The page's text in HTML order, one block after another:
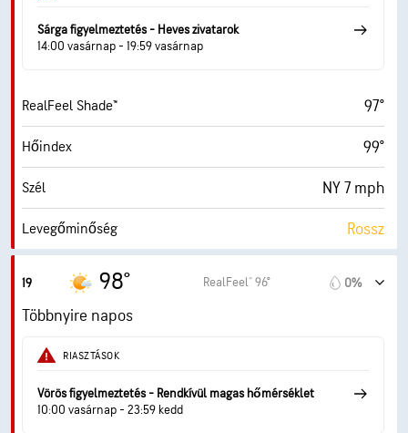
Látási visz.
Sárga figyelmeztetés - Heves zivatarok
14:00 vasárnap - 19:59 vasárnap
RealFeel Shade™ 97°
Hőindex 99°
Szél NY 7 mph
Levegőminőség Rossz
Max UV Index
Széllök.
Páratart.
Harmatppont 58° F
19 98° RealFeel® 96° 0%
Többnyire napos
RIASZTÁSOK
Vörös figyelmeztetés - Rendkívül magas hőmérséklet
10:00 vasárnap - 23:59 kedd